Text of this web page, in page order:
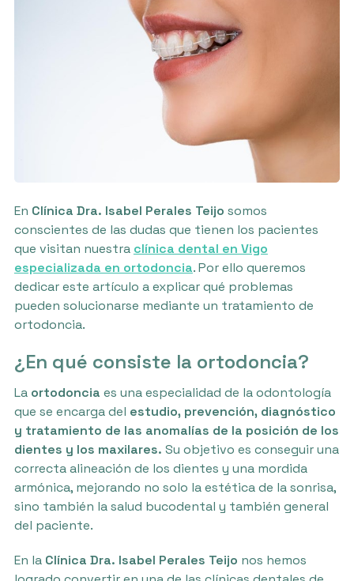
En Clínica Dra. Isabel Perales Teijo somos
conscientes de las dudas que tienen los pacientes
que visitan nuestra clínica dental en Vigo
especializada en ortodoncia. Por ello queremos
dedicar este artículo a explicar qué problemas
pueden solucionarse mediante un tratamiento de
ortodoncia.
¿En qué consiste la ortodoncia?
La ortodoncia es una especialidad de la odontología
que se encarga del estudio, prevención, diagnóstico
y tratamiento de las anomalías de la posición de los
dientes y los maxilares. Su objetivo es conseguir una
correcta alineación de los dientes y una mordida
armónica, mejorando no solo la estética de la sonrisa,
sino también la salud bucodental y también general
del paciente.
En la Clínica Dra. Isabel Perales Teijo nos hemos